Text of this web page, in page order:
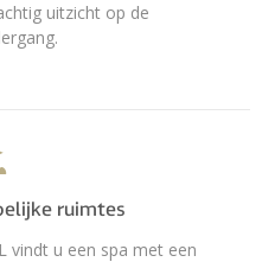
uitzicht op de
ruimtes
vindt u een spa met een